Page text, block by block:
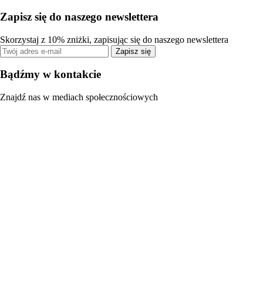
Zapisz się do naszego newslettera
Skorzystaj z 10% zniżki, zapisując się do naszego newslettera
Zapisz się
Bądźmy w kontakcie
Znajdź nas w mediach społecznościowych